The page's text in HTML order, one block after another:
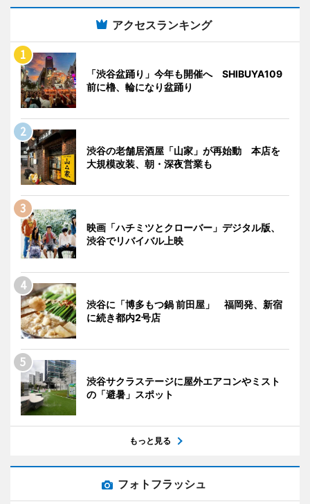
アクセスランキング
「渋谷盆踊り」今年も開催へ SHIBUYA109
前に櫓、輪になり盆踊り
渋谷の老舗居酒屋「山家」が再始動 本店を
大規模改装、朝・深夜営業も
映画「ハチミツとクローバー」デジタル版、
渋谷でリバイバル上映
渋谷に「博多もつ鍋 前田屋」 福岡発、新宿
に続き都内2号店
渋谷サクラステージに屋外エアコンやミスト
の「避暑」スポット
もっと見る
フォトフラッシュ